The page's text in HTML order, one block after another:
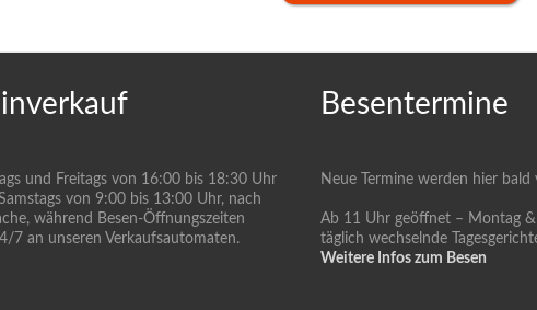
und Freitags von 16:00 bis 18:30 Uhr
von 9:00 bis 13:00 Uhr, nach
während Besen-Öffnungszeiten
7 an unseren Verkaufsautomaten.
Besentermine
Neue Termine werden hier
Ab 11 Uhr geöffnet – Montag
täglich wechselnde
Weitere Infos zum Besen